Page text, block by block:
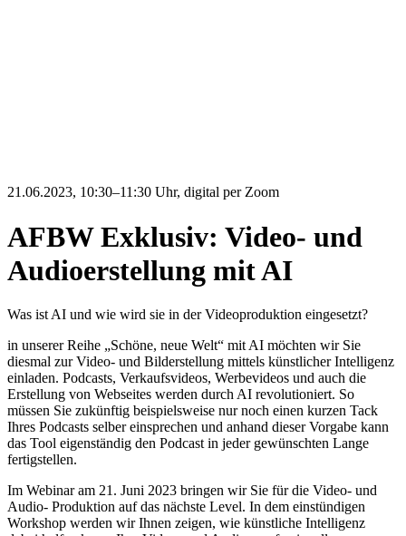
21.06.2023, 10:30–11:30 Uhr, digital per Zoom
AFBW Exklusiv: Video- und
Audioerstellung mit AI
Was ist AI und wie wird sie in der Videoproduktion eingesetzt?
in unserer Reihe „Schöne, neue Welt“ mit AI möchten wir Sie
diesmal zur Video- und Bilderstellung mittels künstlicher Intelligenz
einladen. Podcasts, Verkaufsvideos, Werbevideos und auch die
Erstellung von Webseites werden durch AI revolutioniert. So
müssen Sie zukünftig beispielsweise nur noch einen kurzen Tack
Ihres Podcasts selber einsprechen und anhand dieser Vorgabe kann
das Tool eigenständig den Podcast in jeder gewünschten Lange
fertigstellen.
Im Webinar am 21. Juni 2023 bringen wir Sie für die Video- und
Audio- Produktion auf das nächste Level. In dem einstündigen
Workshop werden wir Ihnen zeigen, wie künstliche Intelligenz